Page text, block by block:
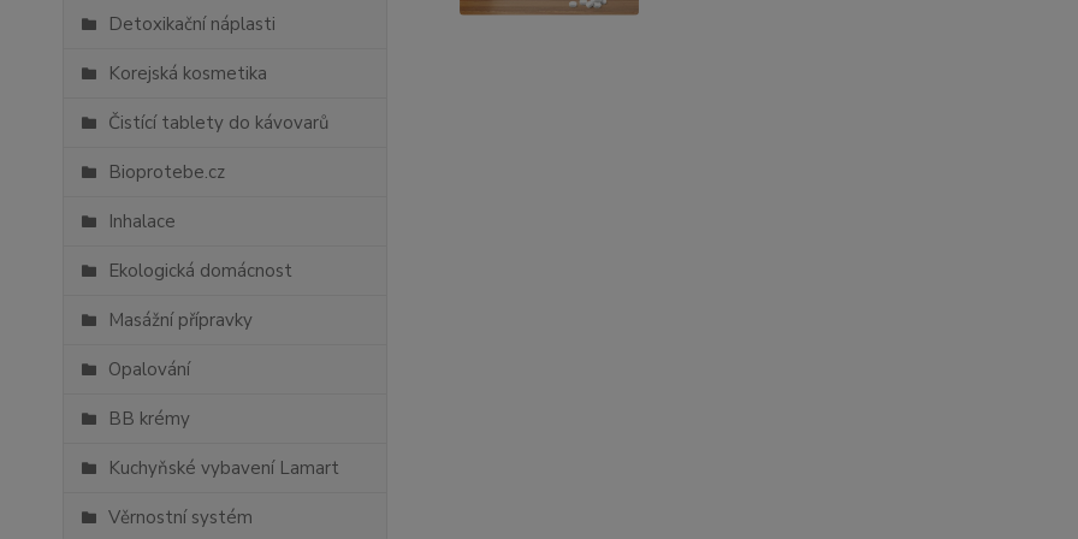
Detoxikační náplasti
Korejská kosmetika
Čistící tablety do kávovarů
Bioprotebe.cz
Inhalace
Ekologická domácnost
Masážní přípravky
Opalování
BB krémy
Kuchyňské vybavení Lamart
Věrnostní systém